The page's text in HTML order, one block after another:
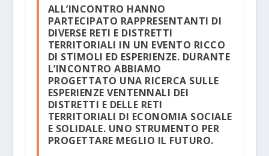
ALL’INCONTRO HANNO
PARTECIPATO RAPPRESENTANTI DI
DIVERSE RETI E DISTRETTI
TERRITORIALI IN UN EVENTO RICCO
DI STIMOLI ED ESPERIENZE. DURANTE
L’INCONTRO ABBIAMO
PROGETTATO UNA RICERCA SULLE
ESPERIENZE VENTENNALI DEI
DISTRETTI E DELLE RETI
TERRITORIALI DI ECONOMIA SOCIALE
E SOLIDALE. UNO STRUMENTO PER
PROGETTARE MEGLIO IL FUTURO.